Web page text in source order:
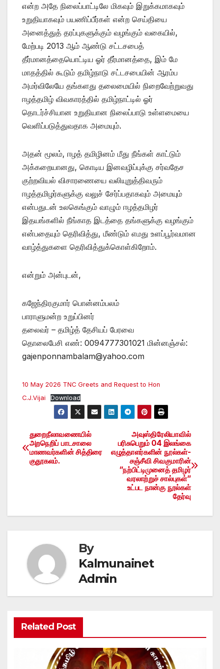
என்ற அதே நிலைப்பாட்டிலே மிகவும் இறுக்கமாகவும்
உறுதியாகவும் பயணிப்பீர்கள் என்ற செய்தியை
அனைத்துத் தரப்புகளுக்கும் வழங்கும் வகையில்,
மேற்படி 2013 ஆம் ஆண்டு சட்டசபைத்
தீர்மானத்தையொட்டிய ஓர் தீர்மானத்தை, இம் மே
மாதத்தில் கூடும் தமிழ்நாடு சட்டசபையின் ஆரம்ப
அமர்விலேயே தங்களது தலைமையில் நிறைவேற்றுவது
ஈழத்தமிழ் விவகாரத்தில் தமிழ்நாட்டில் ஓர்
தொடர்ச்சியான உறுதியான நிலைப்பாடு உள்ளமையை
வெளிப்படுத்துவதாக அமையும்.
அதன் மூலம், ஈழத் தமிழினம் மீது நீங்கள் காட்டும்
அக்கறையானது, கொடிய இனவழிப்புக்கு சர்வதேச
குற்றவியல் விசாரணையை வலியுறுத்திவரும்
ஈழத்தமிழர்களுக்கு வலுச் சேர்ப்பதாகவும் அமையும்
என்பதுடன் உலகெங்கும் வாழும் ஈழத்தமிழர்
இதயங்களில் நீங்காத இடத்தை தங்களுக்கு வழங்கும்
என்பதையும் தெரிவித்து, மீண்டும் எமது உளப்பூர்வமான
வாழ்த்துகளை தெரிவித்துக்கொள்கிறோம்.
என்றும் அன்புடன்,
கஜேந்திரகுமார் பொன்னம்பலம்
பாராளுமன்ற உறுப்பினர்
தலைவர் – தமிழ்த் தேசியப் பேரவை
தொலைபேசி எண்: 0094777301021 மின்னஞ்சல்:
gajenponnambalam@yahoo.com
10 May 2026 TNC Greets and Request to Hon
C.J.Vijai
Download
Post
navigation
அவுஸ்திரேலியாவில்
பரிசுபெறும் 04 இலங்கை
எழுத்தாளர்களின் நூல்கள்-
சஞ்சீவி சிவகுமாரின்
”நற்பிட்டிமுனைத் தமிழர்
வரலாற்றுச் சால்புகள்”
உட்பட நான்கு நூல்கள்
தேர்வு
துறைநீலாவணையில்
அறநெறிப் பாடசாலை
மாணவர்களின் சித்திரை
குதூகலம்.
By
Kalmunainet
Admin
Related Post